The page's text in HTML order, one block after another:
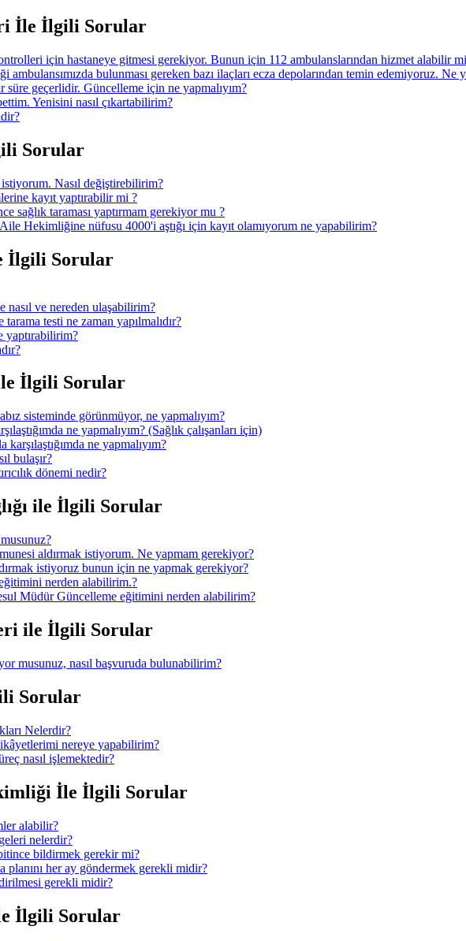
İle İlgili Sorular
için hastaneye gitmesi gerekiyor. Bunun için 112 ambulanslarından hizmet alabilir
bulunması gereken bazı ilaçları ecza depolarından temin edemiyoruz. Ne
süre geçerlidir. Güncelleme için ne yapmalıyım?
Yenisini nasıl çıkartabilirim?
Sorular
Nasıl değiştirebilirim?
kayıt yaptırabilir mi ?
sağlık taraması yaptırmam gerekiyor mu ?
Hekimliğine nüfusu 4000'i aştığı için kayıt olamıyorum ne yapabilirim?
İlgili Sorular
nasıl ve nereden ulaşabilirim?
testi ne zaman yapılmalıdır?
yaptırabilirim?
İlgili Sorular
sisteminde görünmüyor, ne yapmalıyım?
ne yapmalıyım? (Sağlık çalışanları için)
karşılaştığımda ne yapmalıyım?
bulaşır?
dönemi nedir?
ile İlgili Sorular
aldırmak istiyorum. Ne yapmam gerekiyor?
istiyoruz bunun için ne yapmak gerekiyor?
nerden alabilirim.?
Müdür Güncelleme eğitimini nerden alabilirim?
ile İlgili Sorular
musunuz, nasıl başvuruda bulunabilirim?
Sorular
Nelerdir?
nereye yapabilirim?
nasıl işlemektedir?
İle İlgili Sorular
alabilir?
nelerdir?
bildirmek gerekir mi?
planını her ay göndermek gerekli midir?
gerekli midir?
İlgili Sorular